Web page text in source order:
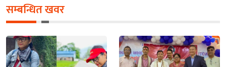
सम्बन्धित खवर